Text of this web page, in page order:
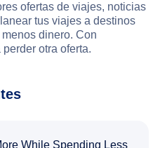
ofertas de viajes, noticias
tus viajes a destinos
dinero. Con
otra oferta.
While Spending Less